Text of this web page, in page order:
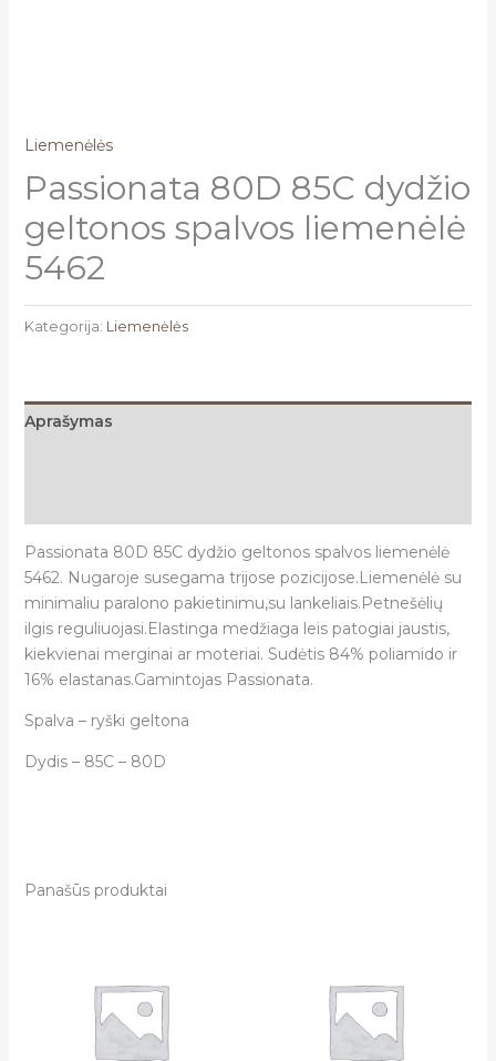
Liemenėlės
Passionata 80D 85C dydžio
geltonos spalvos liemenėlė
5462
Kategorija: Liemenėlės
Aprašymas
Passionata 80D 85C dydžio geltonos spalvos liemenėlė
5462. Nugaroje susegama trijose pozicijose.Liemenėlė su
minimaliu paralono pakietinimu,su lankeliais.Petnešėlių
ilgis reguliuojasi.Elastinga medžiaga leis patogiai jaustis,
kiekvienai merginai ar moteriai. Sudėtis 84% poliamido ir
16% elastanas.Gamintojas Passionata.
Spalva – ryški geltona
Dydis – 85C – 80D
Panašūs produktai